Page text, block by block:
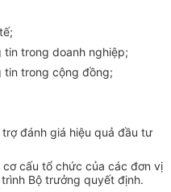
tin trong doanh nghiệp;
tin trong cộng đồng;
đánh giá hiệu quả đầu tư
cấu tổ chức của các đơn vị
Bộ trưởng quyết định.